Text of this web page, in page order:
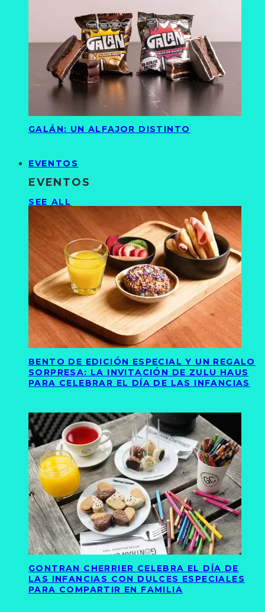
GALÁN: UN ALFAJOR DISTINTO
EVENTOS
EVENTOS
SEE ALL
BENTO DE EDICIÓN ESPECIAL Y UN REGALO
SORPRESA: LA INVITACIÓN DE ZULU HAUS
PARA CELEBRAR EL DÍA DE LAS INFANCIAS
GONTRAN CHERRIER CELEBRA EL DÍA DE
LAS INFANCIAS CON DULCES ESPECIALES
PARA COMPARTIR EN FAMILIA